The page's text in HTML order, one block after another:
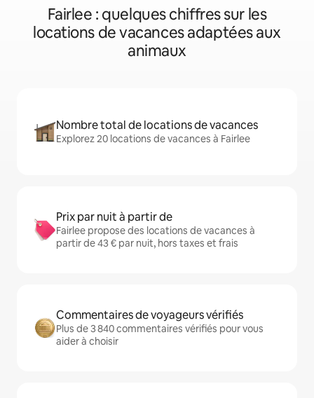
Fairlee : quelques chiffres sur les
locations de vacances adaptées aux
animaux
Nombre total de locations de vacances
Explorez 20 locations de vacances à Fairlee
Prix par nuit à partir de
Fairlee propose des locations de vacances à
partir de 43 € par nuit, hors taxes et frais
Commentaires de voyageurs vérifiés
Plus de 3 840 commentaires vérifiés pour vous
aider à choisir